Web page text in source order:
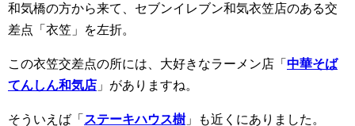
和気橋の方から来て、セブンイレブン和気衣笠店のある交
差点「衣笠」を左折。
この衣笠交差点の所には、大好きなラーメン店「 中華そば
てんしん和気店 」がありますね。
そういえば「 ステーキハウス樹 」も近くにありました。